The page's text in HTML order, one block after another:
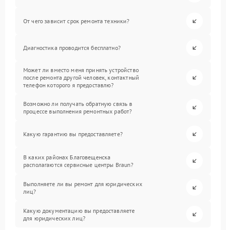
От чего зависит срок ремонта техники?
Диагностика проводится бесплатно?
Может ли вместо меня принять устройство
после ремонта другой человек, контактный
телефон которого я предоставлю?
Возможно ли получать обратную связь в
процессе выполнения ремонтных работ?
Какую гарантию вы предоставляете?
В каких районах Благовещенска
располагаются сервисные центры Braun?
Выполняете ли вы ремонт для юридических
лиц?
Какую документацию вы предоставляете
для юридических лиц?